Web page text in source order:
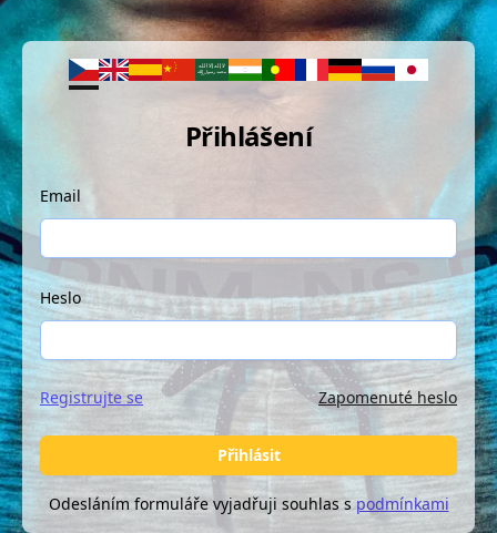
Přihlášení
Email
Heslo
Registrujte se Zapomenuté heslo
Přihlásit
Odesláním formuláře vyjadřuji souhlas spodmínkami